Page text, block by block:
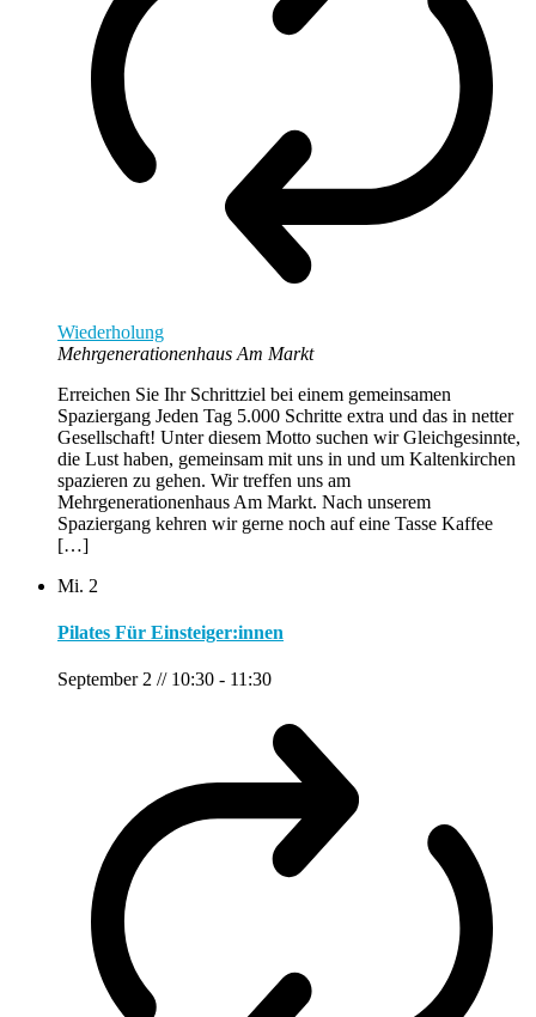
Wiederholung
Mehrgenerationenhaus Am Markt
Erreichen Sie Ihr Schrittziel bei einem gemeinsamen
Spaziergang Jeden Tag 5.000 Schritte extra und das in netter
Gesellschaft! Unter diesem Motto suchen wir Gleichgesinnte,
die Lust haben, gemeinsam mit uns in und um Kaltenkirchen
spazieren zu gehen. Wir treffen uns am
Mehrgenerationenhaus Am Markt. Nach unserem
Spaziergang kehren wir gerne noch auf eine Tasse Kaffee
[…]
Mi. 2
Pilates Für Einsteiger:innen
September 2 // 10:30 - 11:30